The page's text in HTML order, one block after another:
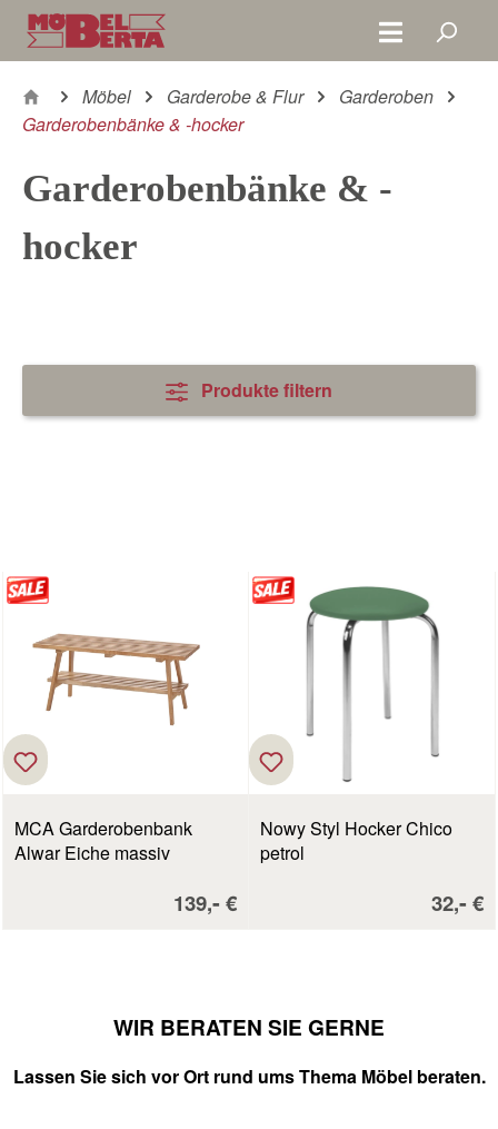
Zum Hauptinhalt springen
Möbel Garderobe & Flur
Garderoben
Garderobenbänke & -hocker
Garderobenbänke & -
hocker
Produkte filtern
MCA Garderobenbank
Alwar Eiche massiv
Verkaufspreis:
139,- €
Nowy Styl Hocker Chico
petrol
32,- €
WIR BERATEN SIE GERNE
Lassen Sie sich vor Ort rund ums Thema Möbel beraten.